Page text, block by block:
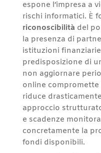
espone l’impresa a
rischi informatici. È
riconoscibilità del
la presenza di
istituzioni
predisposizione di
non aggiornare
online compromette
riduce
approccio
e scadenze
concretamente la
fondi disponibili.